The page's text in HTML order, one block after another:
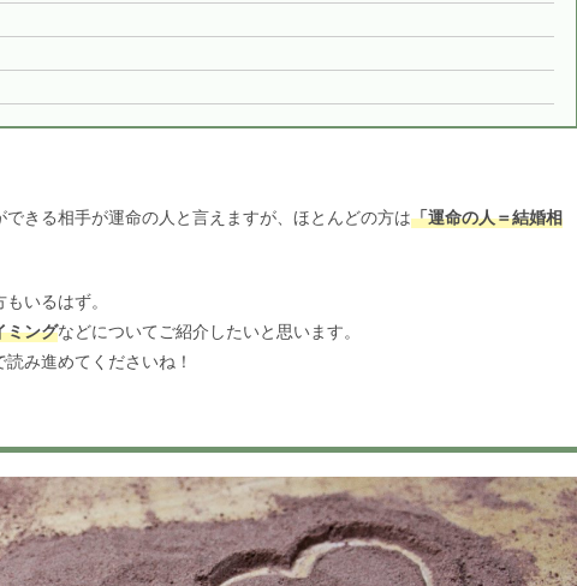
きる相手が運命の人と言えますが、ほとんどの方は「運命の人＝結婚相
いるはず。
ミングなどについてご紹介したいと思います。
み進めてくださいね！